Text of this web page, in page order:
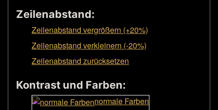
Zeilenabstand:
Zeilenabstand vergrößern (+20%)
Zeilenabstand verkleinern (-20%)
Zeilenabstand zurücksetzen
Kontrast und Farben:
normale Farben